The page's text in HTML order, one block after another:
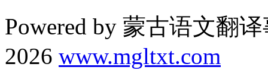
Powered by 蒙古语文翻
2026 www.mgltxt.com